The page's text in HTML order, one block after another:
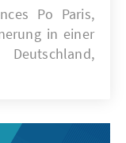
Po Paris,
in einer